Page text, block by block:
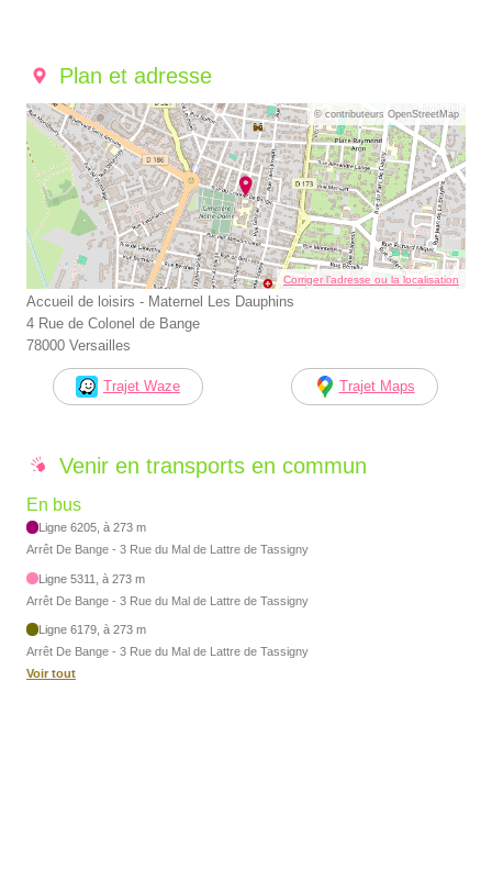
Plan et adresse
© contributeurs OpenStreetMap
Corriger l’adresse ou la localisation
Accueil de loisirs - Maternel Les Dauphins
4 Rue de Colonel de Bange
78000 Versailles
Trajet Waze Trajet Maps
Venir en transports en commun
En bus
Ligne 6205, à 273 m
Arrêt De Bange - 3 Rue du Mal de Lattre de Tassigny
Ligne 5311, à 273 m
Arrêt De Bange - 3 Rue du Mal de Lattre de Tassigny
Ligne 6179, à 273 m
Arrêt De Bange - 3 Rue du Mal de Lattre de Tassigny
Voir tout